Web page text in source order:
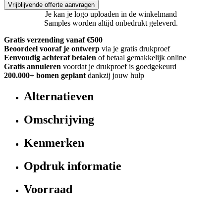
Vrijblijvende offerte aanvragen
Je kan je logo uploaden in de winkelmand
Samples worden altijd onbedrukt geleverd.
Gratis verzending vanaf €500
Beoordeel vooraf je ontwerp via je gratis drukproef
Eenvoudig achteraf betalen of betaal gemakkelijk online
Gratis annuleren voordat je drukproef is goedgekeurd
200.000+ bomen geplant dankzij jouw hulp
Alternatieven
Omschrijving
Kenmerken
Opdruk informatie
Voorraad